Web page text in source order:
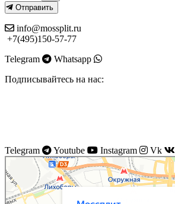
Отправить
info@mossplit.ru
+7(495)150-57-77
Telegram
Whatsapp
Подписывайтесь на нас:
Telegram Youtube Instagram Vk
Моссплит
Системы вентиляции в Москве
Установка кондиционеров в Москве